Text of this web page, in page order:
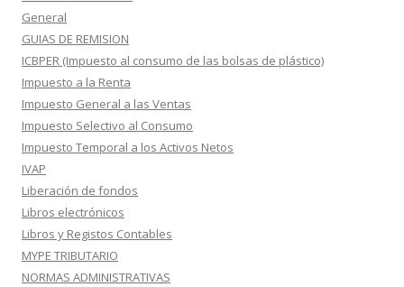
General
GUIAS DE REMISION
ICBPER (Impuesto al consumo de las bolsas de plástico)
Impuesto a la Renta
Impuesto General a las Ventas
Impuesto Selectivo al Consumo
Impuesto Temporal a los Activos Netos
IVAP
Liberación de fondos
Libros electrónicos
Libros y Registos Contables
MYPE TRIBUTARIO
NORMAS ADMINISTRATIVAS